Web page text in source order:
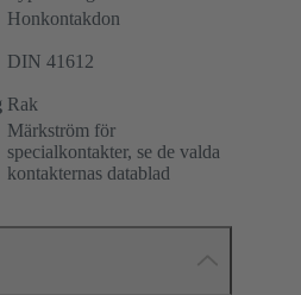
Honkontakdon
DIN 41612
Rak
Märkström för
specialkontakter, se de valda
kontakternas datablad